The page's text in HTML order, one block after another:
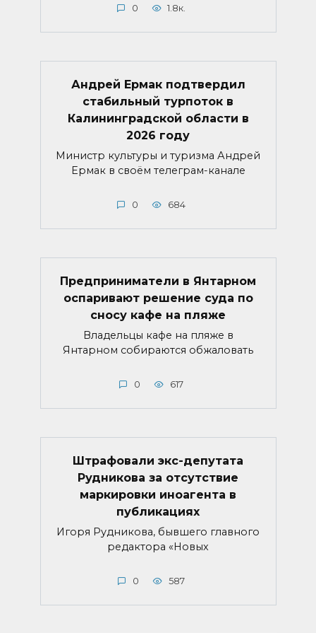
0 1.8к.
Андрей Ермак подтвердил
стабильный турпоток в
Калининградской области в
2026 году
Министр культуры и туризма Андрей
Ермак в своём телеграм-канале
0 684
Предприниматели в Янтарном
оспаривают решение суда по
сносу кафе на пляже
Владельцы кафе на пляже в
Янтарном собираются обжаловать
0 617
Штрафовали экс-депутата
Рудникова за отсутствие
маркировки иноагента в
публикациях
Игоря Рудникова, бывшего главного
редактора «Новых
0 587